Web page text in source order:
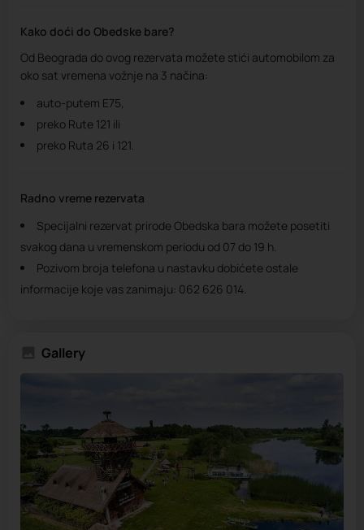
Kako doći do Obedske bare?
Od Beograda do ovog rezervata možete stići automobilom za
oko sat vremena vožnje na 3 načina:
auto-putem E75,
preko Rute 121 ili
preko Ruta 26 i 121.
Radno vreme rezervata
Specijalni rezervat prirode Obedska bara možete posetiti
svakog dana u vremenskom periodu od 07 do 19 h.
Pozivom broja telefona u nastavku dobićete ostale
informacije koje vas zanimaju: 062 626 014.
Gallery